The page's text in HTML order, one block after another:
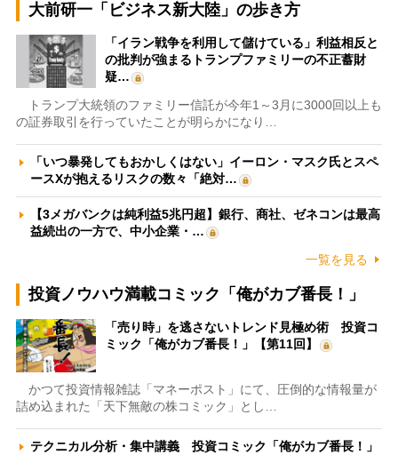
大前研一「ビジネス新大陸」の歩き方
「イラン戦争を利用して儲けている」利益相反と
の批判が強まるトランプファミリーの不正蓄財
疑…
トランプ大統領のファミリー信託が今年1～3月に3000回以上も
の証券取引を行っていたことが明らかになり…
「いつ暴発してもおかしくはない」イーロン・マスク氏とスペ
ースXが抱えるリスクの数々「絶対…
【3メガバンクは純利益5兆円超】銀行、商社、ゼネコンは最高
益続出の一方で、中小企業・…
一覧を見る
投資ノウハウ満載コミック「俺がカブ番長！」
「売り時」を逃さないトレンド見極め術 投資コ
ミック「俺がカブ番長！」【第11回】
かつて投資情報雑誌「マネーポスト」にて、圧倒的な情報量が
詰め込まれた「天下無敵の株コミック」とし…
テクニカル分析・集中講義 投資コミック「俺がカブ番長！」